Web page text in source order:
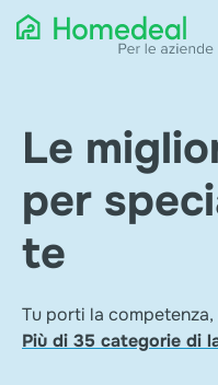
Le
per
te
Tu porti la
Più di 35 categorie di